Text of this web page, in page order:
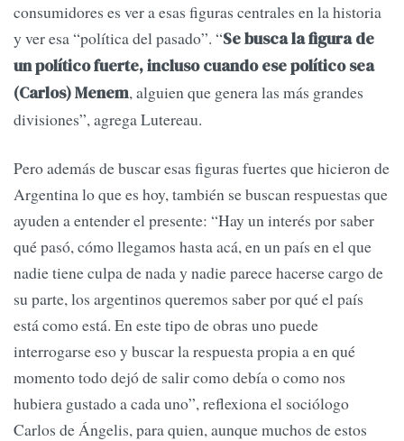
consumidores es ver a esas figuras centrales en la historia
y ver esa “política del pasado”. “Se busca la figura de
un político fuerte, incluso cuando ese político sea
(Carlos) Menem, alguien que genera las más grandes
divisiones”, agrega Lutereau.
Pero además de buscar esas figuras fuertes que hicieron de
Argentina lo que es hoy, también se buscan respuestas que
ayuden a entender el presente: “Hay un interés por saber
qué pasó, cómo llegamos hasta acá, en un país en el que
nadie tiene culpa de nada y nadie parece hacerse cargo de
su parte, los argentinos queremos saber por qué el país
está como está. En este tipo de obras uno puede
interrogarse eso y buscar la respuesta propia a en qué
momento todo dejó de salir como debía o como nos
hubiera gustado a cada uno”, reflexiona el sociólogo
Carlos de Ángelis, para quien, aunque muchos de estos